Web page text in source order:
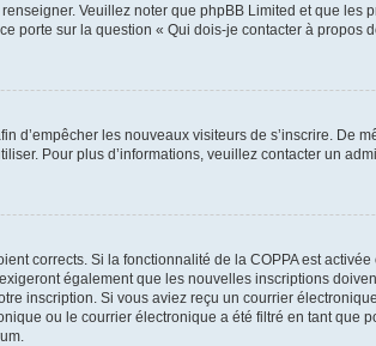
Veuillez noter que phpBB Limited et que les
porte sur la question « Qui dois-je contacter à propos
d’empêcher les nouveaux visiteurs de s’inscrire. De
Pour plus d’informations, veuillez contacter un
corrects. Si la fonctionnalité de la COPPA est
également que les nouvelles inscriptions
inscription. Si vous aviez reçu un courrier
ou le courrier électronique a été filtré en tant que